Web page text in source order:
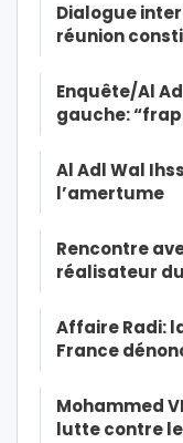
Dialogue
réunion
Enquête/Al
gauche:
Al Adl Wal
l’amertume
Rencontre
réalisateur
Affaire Radi:
France
Mohammed
lutte contre